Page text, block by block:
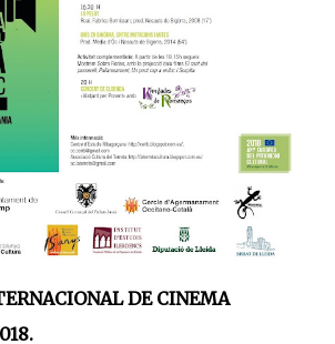
DE CINEMA